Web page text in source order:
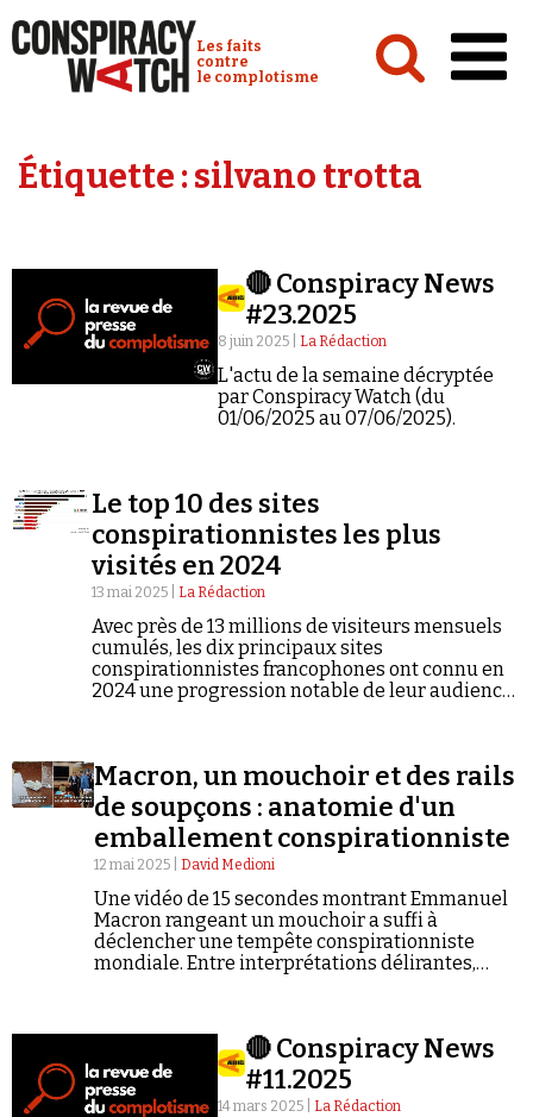
Conspiracy Watch :
Les faits
contre
le complotisme
Analyses
Vidéos
Émissions
Revues de presse
Newsletter
Faire un don
Demander à Vera
Se connecter
Étiquette :silvano trotta
🔴 Conspiracy News
#23.2025
8 juin 2025 | La Rédaction
L'actu de la semaine décryptée
par Conspiracy Watch (du
01/06/2025 au 07/06/2025).
Le top 10 des sites
conspirationnistes les plus
visités en 2024
13 mai 2025 | La Rédaction
Avec près de 13 millions de visiteurs mensuels
cumulés, les dix principaux sites
conspirationnistes francophones ont connu en
2024 une progression notable de leur audience.
soralienne.
Macron, un mouchoir et des rails
de soupçons : anatomie d'un
emballement conspirationniste
12 mai 2025 | David Medioni
Une vidéo de 15 secondes montrant Emmanuel
Macron rangeant un mouchoir a suffi à
déclencher une tempête conspirationniste
mondiale. Entre interprétations délirantes,
🔴 Conspiracy News
#11.2025
14 mars 2025 | La Rédaction